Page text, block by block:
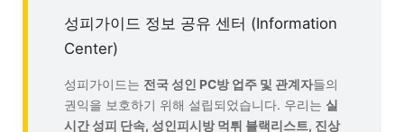
성피가이드 정보 공유 센터 (Information
Center)
성피가이드는 전국 성인 PC방 업주 및 관계자들의
권익을 보호하기 위해 설립되었습니다. 우리는 실
시간 성피 단속, 성인피시방 먹튀 블랙리스트, 진상